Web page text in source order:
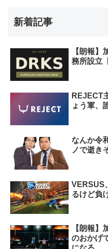
新着記事
【朗報】
務所設立
REJECT
ょう軍、
なんか令
ノで逝き
VERSUS
るけど負
【朗報】
のおかげ